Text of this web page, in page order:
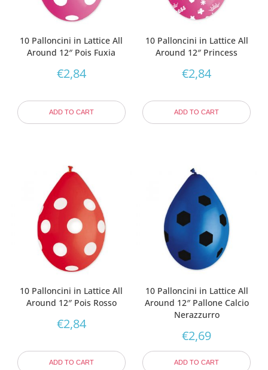
10 Palloncini in Lattice All
Around 12″ Pois Fuxia
€2,84
ADD TO CART
10 Palloncini in Lattice All
Around 12″ Princess
€2,84
ADD TO CART
10 Palloncini in Lattice All
Around 12″ Pois Rosso
€2,84
ADD TO CART
10 Palloncini in Lattice All
Around 12″ Pallone Calcio
Nerazzurro
€2,69
ADD TO CART